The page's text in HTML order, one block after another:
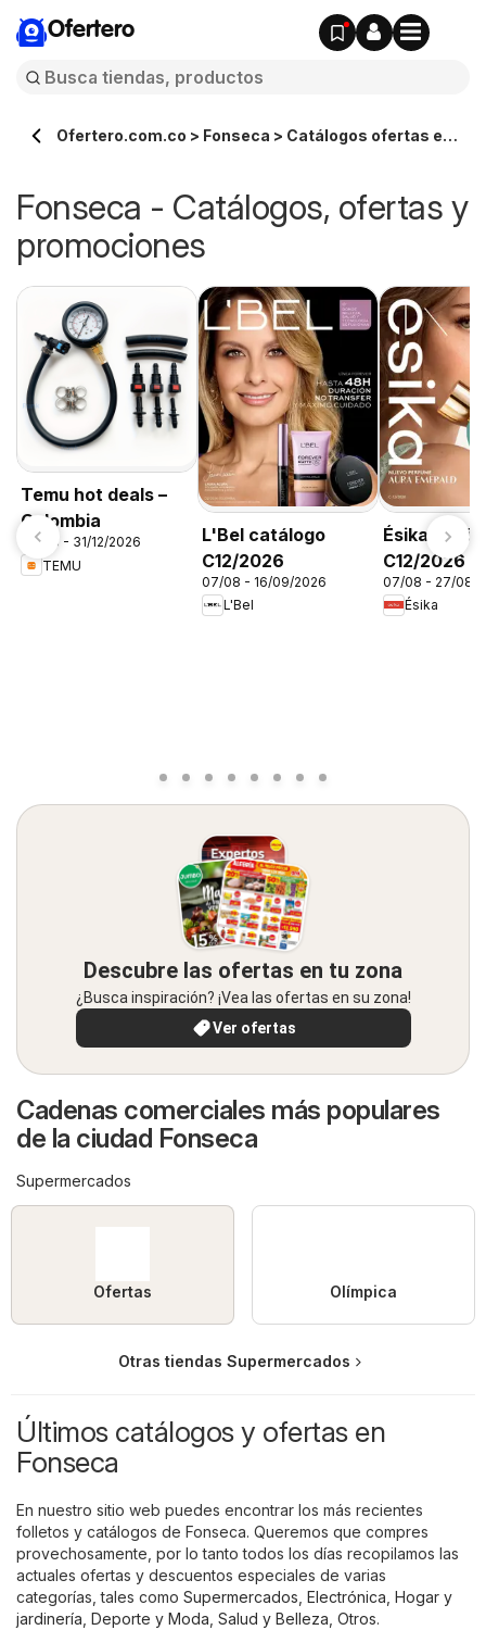
Ofertero
Ofertero.com.co > Fonseca > Catálogos ofertas en
Fonseca - Catálogos, ofertas y
promociones
Temu hot deals –
Colombia
06/08 - 31/12/2026
TEMU
L'Bel catálogo
C12/2026
07/08 - 16/09/2026
L'Bel
Ésika
C12/2026
07/08 - 27/08/
Ésika
Descubre las ofertas en tu zona
¿Busca inspiración? ¡Vea las ofertas en su zona!
Ver ofertas
Cadenas comerciales más populares
de la ciudad Fonseca
Supermercados
Ofertas Olímpica
Otras tiendas Supermercados
Últimos catálogos y ofertas en
Fonseca
En nuestro sitio web puedes encontrar los más recientes
folletos y catálogos de Fonseca. Queremos que compres
provechosamente, por lo tanto todos los días recopilamos las
actuales ofertas y descuentos especiales de varias
categorías, tales como Supermercados Electrónica Hogar y
jardinería Deporte y Moda Salud y Belleza Otros.